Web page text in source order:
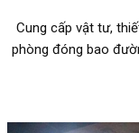
Cung cấp vật tư,
phòng đóng bao